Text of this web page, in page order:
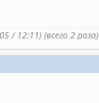
/ 12:11) (всего 2 раза)